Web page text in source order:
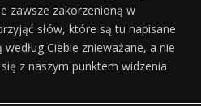
zawsze zakorzenioną w
słów, które są tu napisane
Ciebie znieważane, a nie
z naszym punktem widzenia